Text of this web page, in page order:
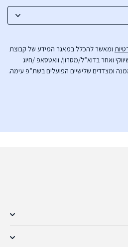
ומאשר להכלל במאגר המידע של קבוצת
ואחר בדוא”ל/מסרון/ וואטסאפ /חיוג
ומצדדים שלישיים הפועלים בשת”פ עימה.